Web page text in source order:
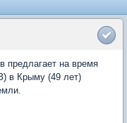
предлагает на время
в Крыму (49 лет)